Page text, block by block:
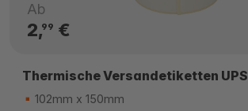
Ab
2,99 €
Thermische Versandetiketten UPS
102mm x 150mm